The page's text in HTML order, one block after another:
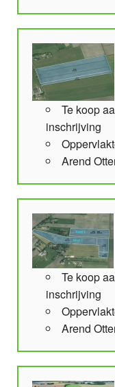
Te koop
inschrijving
Arend
Te koop
inschrijving
Arend